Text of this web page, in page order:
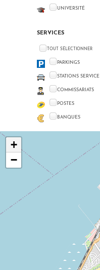
UNIVERSITÉ
SERVICES
TOUT SÉLECTIONNER
PARKINGS
STATIONS SERVICE
COMMISSARIATS
POSTES
BANQUES
+
−